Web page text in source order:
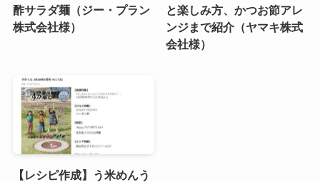
酢サラダ麺（ジー・プラン
株式会社様）
と楽しみ方、かつお節アレ
ンジまで紹介（ヤマキ株式
会社様）
【レシピ作成】う米めんう